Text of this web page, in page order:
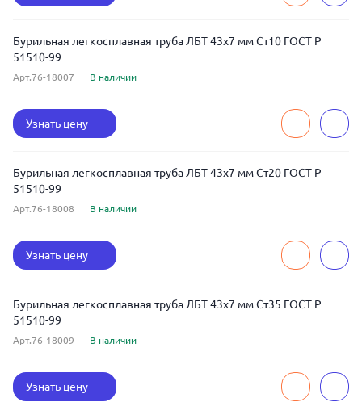
Бурильная легкосплавная труба ЛБТ 43x7 мм Ст10 ГОСТ Р
51510-99
Арт.76-18007 В наличии
Узнать цену
Бурильная легкосплавная труба ЛБТ 43x7 мм Ст20 ГОСТ Р
51510-99
Арт.76-18008 В наличии
Узнать цену
Бурильная легкосплавная труба ЛБТ 43x7 мм Ст35 ГОСТ Р
51510-99
Арт.76-18009 В наличии
Узнать цену